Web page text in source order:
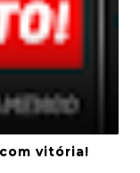
vitória!